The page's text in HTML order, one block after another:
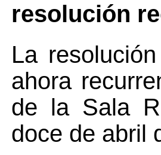
resolución
La
ahora
de la Sala
doce de abril